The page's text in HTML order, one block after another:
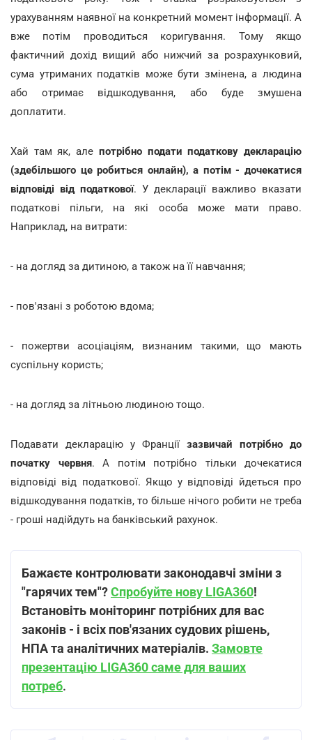
урахуванням наявної на конкретний момент інформації. А
вже потім проводиться коригування. Тому якщо
фактичний дохід вищий або нижчий за розрахунковий,
сума утриманих податків може бути змінена, а людина
або отримає відшкодування, або буде змушена
доплатити.
Хай там як, але потрібно подати податкову декларацію
(здебільшого це робиться онлайн), а потім - дочекатися
відповіді від податкової. У декларації важливо вказати
податкові пільги, на які особа може мати право.
Наприклад, на витрати:
- на догляд за дитиною, а також на її навчання;
- пов'язані з роботою вдома;
- пожертви асоціаціям, визнаним такими, що мають
суспільну користь;
- на догляд за літньою людиною тощо.
Подавати декларацію у Франції зазвичай потрібно до
початку червня. А потім потрібно тільки дочекатися
відповіді від податкової. Якщо у відповіді йдеться про
відшкодування податків, то більше нічого робити не треба
- гроші надійдуть на банківський рахунок.
Бажаєте контролювати законодавчі зміни з
"гарячих тем"?Спробуйте нову LIGA360!
Встановіть моніторинг потрібних для вас
законів - і всіх пов'язаних судових рішень,
НПА та аналітичних матеріалів. Замовте
презентацію LIGA360 саме для ваших
потреб.